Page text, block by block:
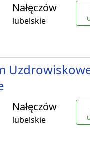
Nałęczów
lubelskie
Nałęczów
lubelskie